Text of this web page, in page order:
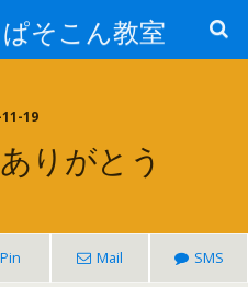
そこん教室
19
りがとう
Pin Mail SMS